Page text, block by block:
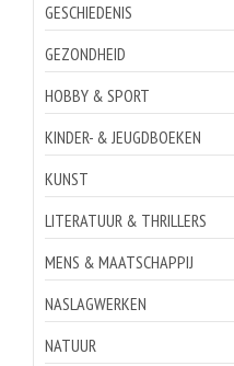
GESCHIEDENIS
GEZONDHEID
HOBBY & SPORT
KINDER- & JEUGDBOEKEN
KUNST
LITERATUUR & THRILLERS
MENS & MAATSCHAPPIJ
NASLAGWERKEN
NATUUR